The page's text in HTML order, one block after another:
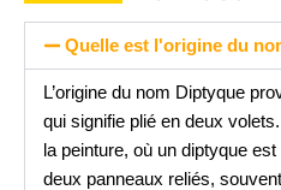
Quelle est l'origine du
L’origine du nom Diptyque
qui signifie plié en deux
la peinture, où un diptyque
deux panneaux reliés,